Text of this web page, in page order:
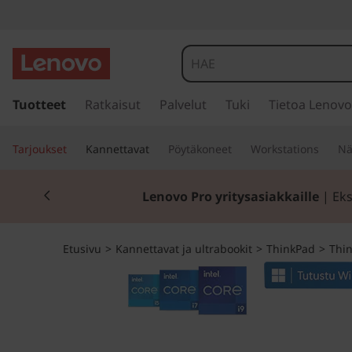
h
n
k
i
r
Tuotteet Ratkaisut Palvelut Tuki Tietoa
Tarjoukset Kannettavat Pöytäkoneet Workstations
Lenovo Pro yritysasiakkaille |
Currently displaying item 2 of 2
Etusivu > Kannettavat ja ultrabookit > ThinkPad >